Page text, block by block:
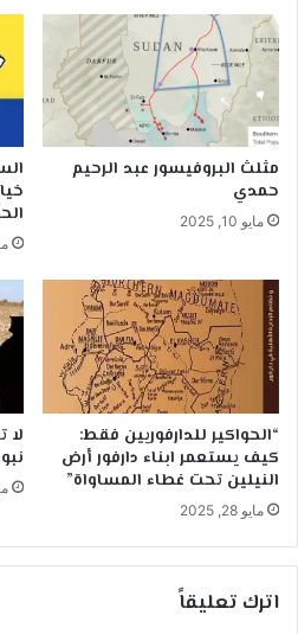
مثلث البروفيسور عبد الرحيم
حمدي
مايو 10, 2025
“الحواكير للدارفوريين فقط:
كيف يستعمر ابناء دارفور أرض
النيلين تحت غطاء المساواة”
مايو 28, 2025
اترك تعليقاً